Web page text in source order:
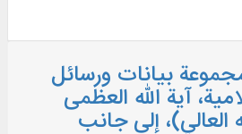
بيانات ورسائل
آية الله العظمى
إلى جانب